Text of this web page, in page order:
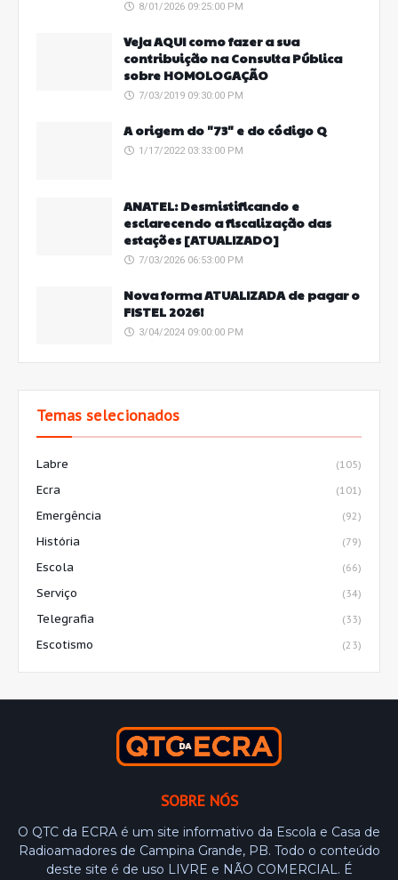
8/01/2026 09:25:00 PM
Veja AQUI como fazer a sua
contribuição na Consulta Pública
sobre HOMOLOGAÇÃO
7/03/2019 09:30:00 PM
A origem do "73" e do código Q
1/17/2022 03:33:00 PM
ANATEL: Desmistificando e
esclarecendo a fiscalização das
estações [ATUALIZADO]
7/03/2026 06:53:00 PM
Nova forma ATUALIZADA de pagar o
FISTEL 2026!
3/04/2024 09:00:00 PM
Temas selecionados
Labre (105)
Ecra (101)
Emergência (92)
História (79)
Escola (66)
Serviço (34)
Telegrafia (33)
Escotismo (23)
SOBRE NÓS
O QTC da ECRA é um site informativo da Escola e Casa de
Radioamadores de Campina Grande, PB. Todo o conteúdo
deste site é de uso LIVRE e NÃO COMERCIAL. É